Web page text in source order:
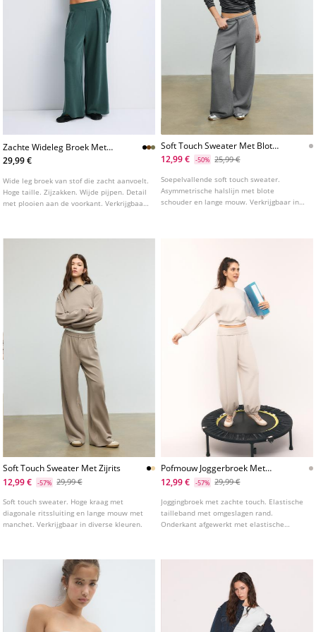
Zachte Wideleg Broek Met
Plooien
29,99 €
Wide leg broek van stof die zacht aanvoelt.
Hoge taille. Zijzakken. Wijde pijpen. Detail
met plooien aan de voorkant. Verkrijgbaar
Soft Touch Sweater Met Blote
Schouder L08724371
12,99 € -50% 25,99 €
Soepelvallende soft touch sweater.
Asymmetrische halslijn met blote
schouder en lange mouw. Verkrijgbaar in
Soft Touch Sweater Met Zijrits
12,99 €
-57% 29,99 €
Soft touch sweater. Hoge kraag met
diagonale ritssluiting en lange mouw met
manchet. Verkrijgbaar in diverse kleuren.
Pofmouw Joggerbroek Met
Zachte Omgeslagen Taille
12,99 € -57% 29,99 €
Joggingbroek met zachte touch. Elastische
tailleband met omgeslagen rand.
Onderkant afgewerkt met elastische